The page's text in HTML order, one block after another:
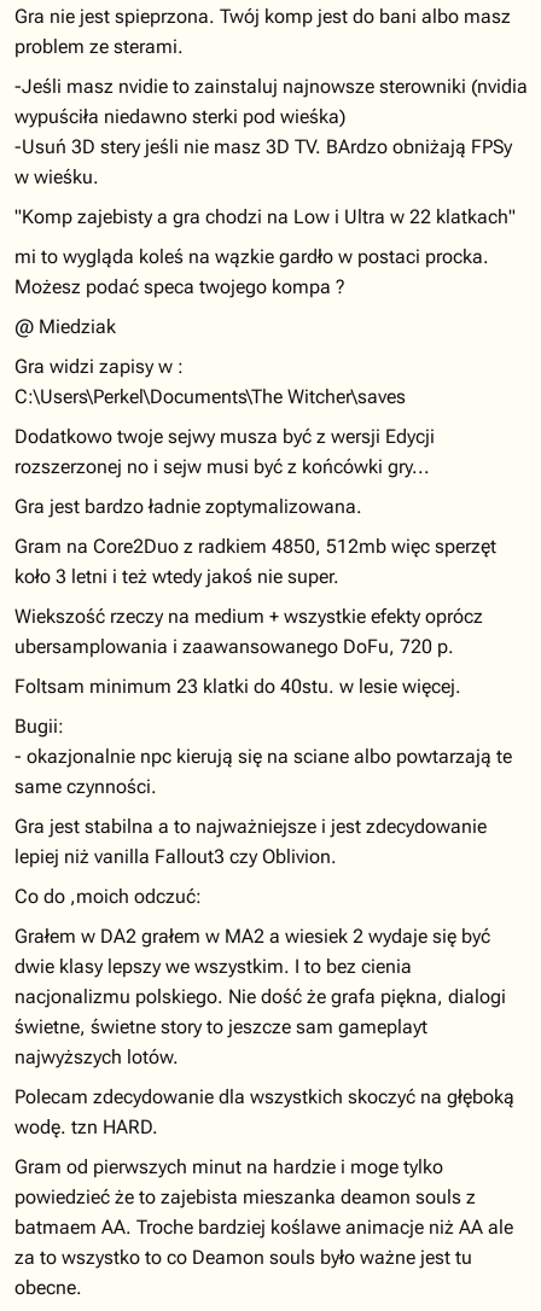
Gra nie jest spieprzona. Twój komp jest do bani albo masz
problem ze sterami.
-Jeśli masz nvidie to zainstaluj najnowsze sterowniki (nvidia
wypuściła niedawno sterki pod wieśka)
-Usuń 3D stery jeśli nie masz 3D TV. BArdzo obniżają FPSy
w wieśku.
"Komp zajebisty a gra chodzi na Low i Ultra w 22 klatkach"
mi to wygląda koleś na wązkie gardło w postaci procka.
Możesz podać speca twojego kompa ?
@ Miedziak
Gra widzi zapisy w :
C:\Users\Perkel\Documents\The Witcher\saves
Dodatkowo twoje sejwy musza być z wersji Edycji
rozszerzonej no i sejw musi być z końcówki gry...
Gra jest bardzo ładnie zoptymalizowana.
Gram na Core2Duo z radkiem 4850, 512mb więc sperzęt
koło 3 letni i też wtedy jakoś nie super.
Wiekszość rzeczy na medium + wszystkie efekty oprócz
ubersamplowania i zaawansowanego DoFu, 720 p.
Foltsam minimum 23 klatki do 40stu. w lesie więcej.
Bugii:
- okazjonalnie npc kierują się na sciane albo powtarzają te
same czynności.
Gra jest stabilna a to najważniejsze i jest zdecydowanie
lepiej niż vanilla Fallout3 czy Oblivion.
Co do ,moich odczuć:
Grałem w DA2 grałem w MA2 a wiesiek 2 wydaje się być
dwie klasy lepszy we wszystkim. I to bez cienia
nacjonalizmu polskiego. Nie dość że grafa piękna, dialogi
świetne, świetne story to jeszcze sam gameplayt
najwyższych lotów.
Polecam zdecydowanie dla wszystkich skoczyć na głęboką
wodę. tzn HARD.
Gram od pierwszych minut na hardzie i moge tylko
powiedzieć że to zajebista mieszanka deamon souls z
batmaem AA. Troche bardziej koślawe animacje niż AA ale
za to wszystko to co Deamon souls było ważne jest tu
obecne.